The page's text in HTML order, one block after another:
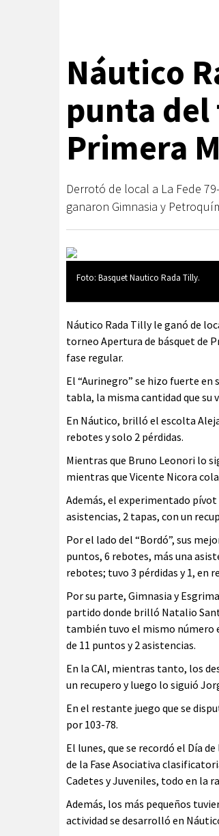
Náutico
punta
Primera
Derrotó de local a La Fede
ganaron Gimnasia y
Foto: Basquet Nautico Rada Tilly.
Náutico Rada Tilly le ganó de
torneo Apertura de básquet de
fase regular.
El “Aurinegro” se hizo fuerte en
tabla, la misma cantidad que su
En Náutico, brilló el escolta
rebotes y solo 2 pérdidas.
Mientras que Bruno Leonori lo
mientras que Vicente Nicora
Además, el experimentado
asistencias, 2 tapas, con un
Por el lado del “Bordó”, sus
puntos, 6 rebotes, más una
rebotes; tuvo 3 pérdidas y 1, en
Por su parte, Gimnasia y
partido donde brilló Natalio
también tuvo el mismo número
de 11 puntos y 2 asistencias.
En la CAI, mientras tanto, los
un recupero y luego lo siguió
En el restante juego que se
por 103-78.
El lunes, que se recordó el Día
de la Fase Asociativa
Cadetes y Juveniles, todo en la
Además, los más pequeños
actividad se desarrolló en